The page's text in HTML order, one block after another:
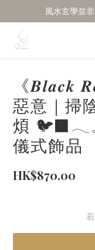
《𝑩𝒍𝒂𝒄𝒌
惡意｜掃
煩 🐦‍⬛𓂃𓈒
儀式飾品
HK$870.00
風水玄學並